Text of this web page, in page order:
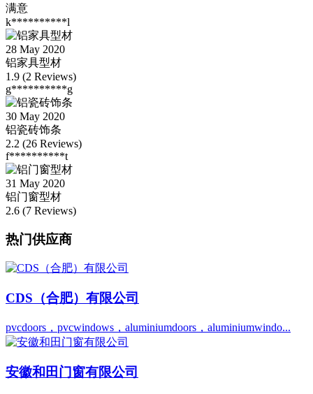
满意
k**********l
28 May 2020
铝家具型材
1.9 (2 Reviews)
g**********g
30 May 2020
铝瓷砖饰条
2.2 (26 Reviews)
f**********t
31 May 2020
铝门窗型材
2.6 (7 Reviews)
热门供应商
CDS（合肥）有限公司
pvcdoors，pvcwindows，aluminiumdoors，aluminiumwindo...
安徽和田门窗有限公司